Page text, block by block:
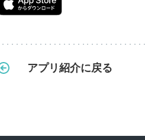
アプリ紹介に戻る